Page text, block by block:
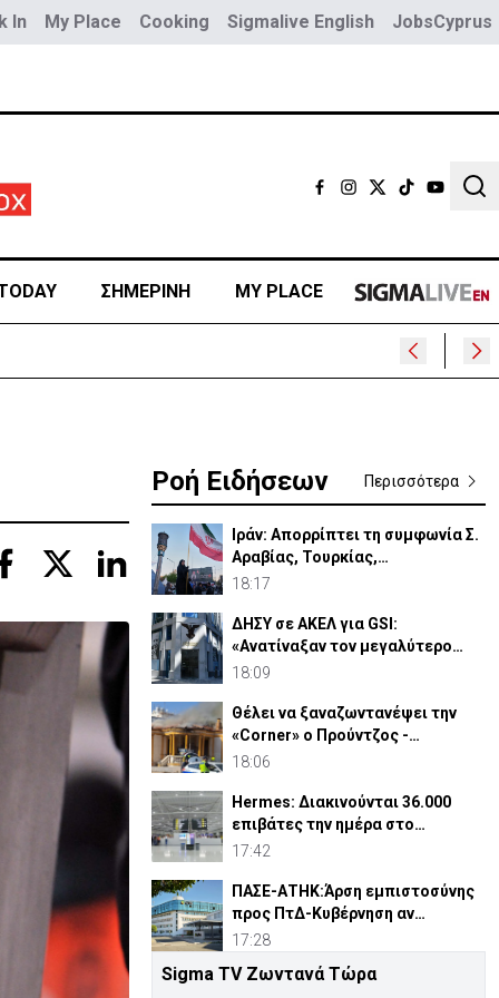
In My Place Cooking Sigmalive English JobsCyprus
ΣΗΜΕΡΙΝΗ MY PLACE
Ροή Ειδήσεων Περισσότερα
Ιράν: Απορρίπτει τη συμφωνία Σ.
Αραβίας, Τουρκίας,
Πακιστάν-«Μόνο στα χαρτιά»
18:17
ΔΗΣΥ σε ΑΚΕΛ για GSI:
«Ανατίναξαν τον μεγαλύτερο
ηλεκτροπαραγωγικό σταθμό»
18:09
Θέλει να ξαναζωντανέψει την
«Corner» o Προύντζος -
«Πληγώνει τις αναμνήσεις»
18:06
Hermes: Διακινούνται 36.000
επιβάτες την ημέρα στο
αεροδρόμιο Λάρνακας
17:42
ΠΑΣΕ-ΑΤΗΚ:Άρση εμπιστοσύνης
προς ΠτΔ-Κυβέρνηση αν
αντικατασταθεί ο Οικονομίδης
17:28
Άγκυρα: Η «Συμφωνία της
Sigma TV Ζωντανά Τώρα